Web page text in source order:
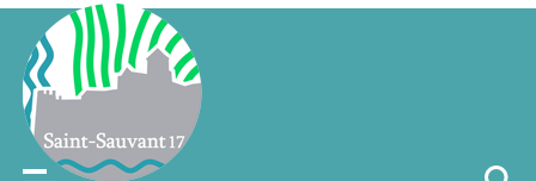
Skip
content